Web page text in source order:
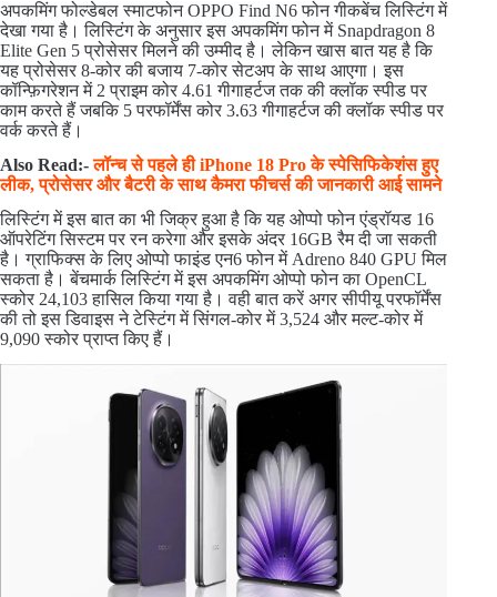
अपकमिंग फोल्डेबल स्माटफोन OPPO Find N6 फोन गीकबेंच लिस्टिंग में
देखा गया है। लिस्टिंग के अनुसार इस अपकमिंग फोन में Snapdragon 8
Elite Gen 5 प्रोसेसर मिलने की उम्मीद है। लेकिन खास बात यह है कि
यह प्रोसेसर 8-कोर की बजाय 7-कोर सेटअप के साथ आएगा। इस
कॉन्फ़िगरेशन में 2 प्राइम कोर 4.61 गीगाहर्टज तक की क्लॉक स्पीड पर
काम करते हैं जबकि 5 परफॉर्मेंस कोर 3.63 गीगाहर्टज की क्लॉक स्पीड पर
वर्क करते हैं।
Also Read:-लॉन्च से पहले ही iPhone 18 Pro के स्पेसिफिकेशंस हुए
लीक, प्रोसेसर और बैटरी के साथ कैमरा फीचर्स की जानकारी आई सामने
लिस्टिंग में इस बात का भी जिक्र हुआ है कि यह ओप्पो फोन एंड्रॉयड 16
ऑपरेटिंग सिस्टम पर रन करेगा और इसके अंदर 16GB रैम दी जा सकती
है। ग्राफिक्स के लिए ओप्पो फाइंड एन6 फोन में Adreno 840 GPU मिल
सकता है। बेंचमार्क लिस्टिंग में इस अपकमिंग ओप्पो फोन का OpenCL
स्कोर 24,103 हासिल किया गया है। वही बात करें अगर सीपीयू परफॉर्मेंस
की तो इस डिवाइस ने टेस्टिंग में सिंगल-कोर में 3,524 और मल्ट-कोर में
9,090 स्कोर प्राप्त किए हैं।